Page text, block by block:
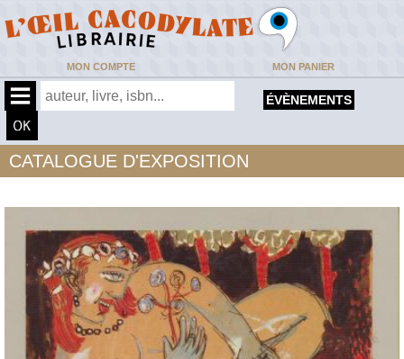
MON COMPTE MON PANIER
ÉVÈNEMENTS
CATALOGUE D'EXPOSITION